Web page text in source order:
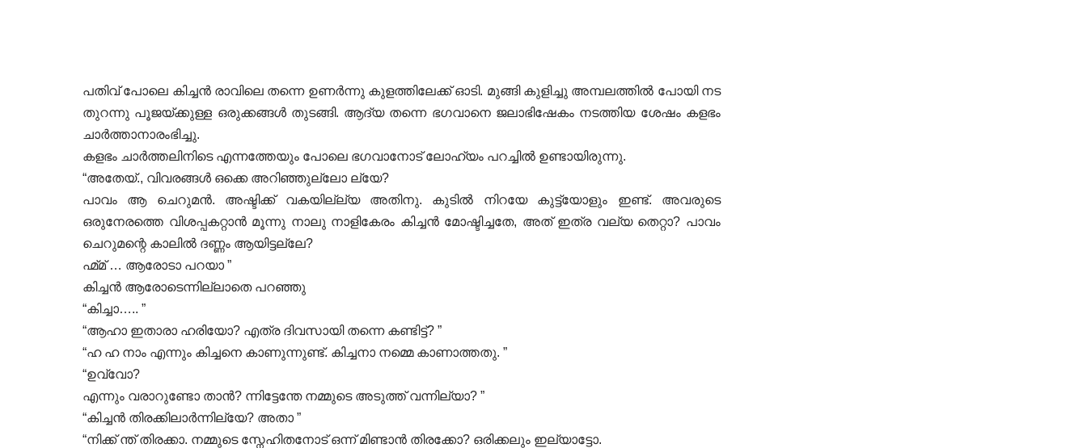
പതിവ് പോലെ കിച്ചൻ രാവിലെ തന്നെ ഉണർന്നു കുളത്തിലേക്ക് ഓടി. മുങ്ങി കുളിച്ചു അമ്പലത്തിൽ പോയി നട
തുറന്നു പൂജയ്ക്കുള്ള ഒരുക്കങ്ങൾ തുടങ്ങി. ആദ്യ തന്നെ ഭഗവാനെ ജലാഭിഷേകം നടത്തിയ ശേഷം കളഭം
ചാർത്താനാരംഭിച്ചു.
കളഭം ചാർത്തലിനിടെ എന്നത്തേയും പോലെ ഭഗവാനോട് ലോഹ്യം പറച്ചിൽ ഉണ്ടായിരുന്നു.
“അതേയ്., വിവരങ്ങൾ ഒക്കെ അറിഞ്ഞുല്ലോ ല്യേ?
പാവം ആ ചെറുമൻ. അഷ്ടിക്ക് വകയില്ല്യ അതിനു. കുടിൽ നിറയേ കുട്ട്യോളും ഇണ്ട്. അവരുടെ
ഒരുനേരത്തെ വിശപ്പകറ്റാൻ മൂന്നു നാലു നാളികേരം കിച്ചൻ മോഷ്ടിച്ചതേ, അത് ഇത്ര വല്യ തെറ്റാ? പാവം
ചെറുമന്റെ കാലിൽ ദണ്ണം ആയിട്ടല്ലേ?
ഹ്മ്മ് … ആരോടാ പറയാ ”
കിച്ചൻ ആരോടെന്നില്ലാതെ പറഞ്ഞു
“കിച്ചാ….. ”
“ആഹാ ഇതാരാ ഹരിയോ? എത്ര ദിവസായി തന്നെ കണ്ടിട്ട്? ”
“ഹ ഹ നാം എന്നും കിച്ചനെ കാണുന്നുണ്ട്. കിച്ചനാ നമ്മെ കാണാത്തതു. ”
“ഉവ്വോ?
എന്നും വരാറുണ്ടോ താൻ? ന്നിട്ടേന്തേ നമ്മുടെ അടുത്ത് വന്നില്യാ? ”
“കിച്ചൻ തിരക്കിലാർന്നില്യേ? അതാ ”
“നിക്ക് ന്ത് തിരക്കാ. നമ്മുടെ സ്നേഹിതനോട് ഒന്ന് മിണ്ടാൻ തിരക്കോ? ഒരിക്കലും ഇല്യാട്ടോ.